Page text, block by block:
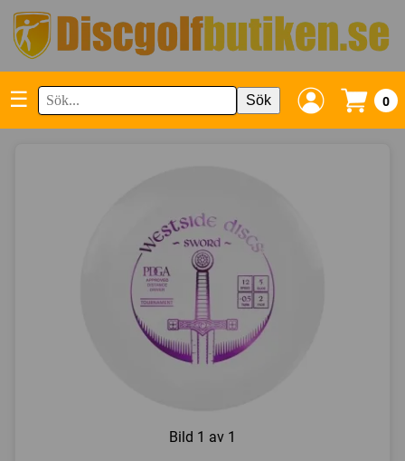
☰ Sök 0
Bild 1 av 1